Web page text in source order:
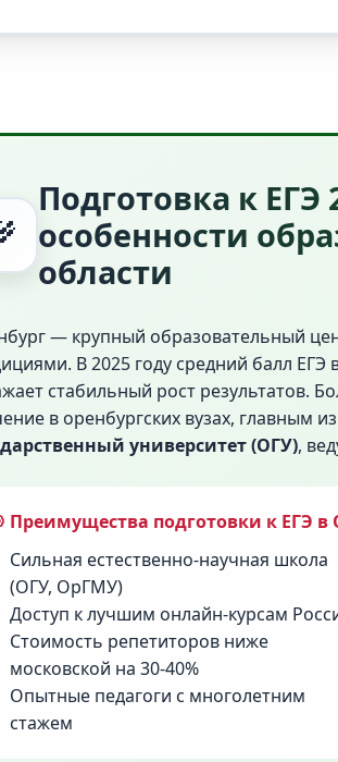
Подготовка к ЕГЭ
особенности
области
— крупный образовательный
В 2025 году средний балл ЕГЭ
стабильный рост результатов.
в оренбургских вузах, главным
университет (ОГУ),
Преимущества подготовки к ЕГЭ в
Сильная естественно-научная школа
(ОГУ, ОрГМУ)
Доступ к лучшим онлайн-курсам
Стоимость репетиторов ниже
московской на 30-40%
Опытные педагоги с многолетним
стажем